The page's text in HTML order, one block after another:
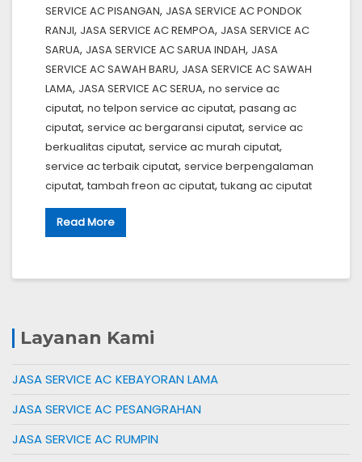
SERVICE AC PISANGAN, JASA SERVICE AC PONDOK
RANJI, JASA SERVICE AC REMPOA, JASA SERVICE AC
SARUA, JASA SERVICE AC SARUA INDAH, JASA
SERVICE AC SAWAH BARU, JASA SERVICE AC SAWAH
LAMA, JASA SERVICE AC SERUA, no service ac
ciputat, no telpon service ac ciputat, pasang ac
ciputat, service ac bergaransi ciputat, service ac
berkualitas ciputat, service ac murah ciputat,
service ac terbaik ciputat, service berpengalaman
ciputat, tambah freon ac ciputat, tukang ac ciputat
Read More
Layanan Kami
JASA SERVICE AC KEBAYORAN LAMA
JASA SERVICE AC PESANGRAHAN
JASA SERVICE AC RUMPIN